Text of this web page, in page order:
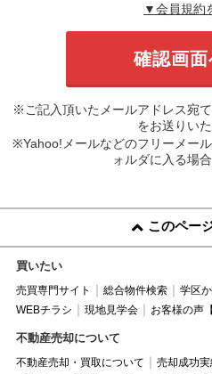
▼会員規約
※ご記入頂いたメールアドレス宛
をお送りいた
※Yahoo!メールなどのフリーメー
ォルダに入る場
このペー
買いたい
売買専門サイト 総合物件検索 学区
WEBチラシ
現地見学会 お客様の声
不動産売却について
不動産売却・買取について 売却成功